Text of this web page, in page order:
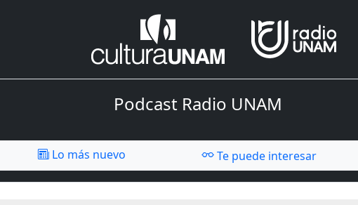
Podcast Radio UNAM
Lo más nuevo Te puede interesar